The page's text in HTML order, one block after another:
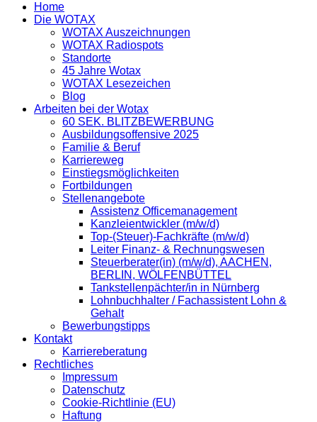
Home
Die WOTAX
WOTAX Auszeichnungen
WOTAX Radiospots
Standorte
45 Jahre Wotax
WOTAX Lesezeichen
Blog
Arbeiten bei der Wotax
60 SEK. BLITZBEWERBUNG
Ausbildungsoffensive 2025
Familie & Beruf
Karriereweg
Einstiegsmöglichkeiten
Fortbildungen
Stellenangebote
Assistenz Officemanagement
Kanzleientwickler (m/w/d)
Top-(Steuer)-Fachkräfte (m/w/d)
Leiter Finanz- & Rechnungswesen
Steuerberater(in) (m/w/d), AACHEN,
BERLIN, WÖLFENBÜTTEL
Tankstellenpächter/in in Nürnberg
Lohnbuchhalter / Fachassistent Lohn &
Gehalt
Bewerbungstipps
Kontakt
Karriereberatung
Rechtliches
Impressum
Datenschutz
Cookie-Richtlinie (EU)
Haftung